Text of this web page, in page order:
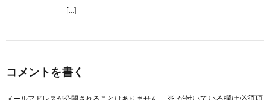
[…]
コメントを書く